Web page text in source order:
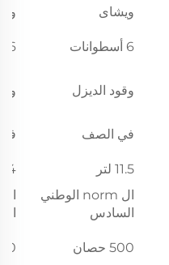
ويشاى
6 أسطوانات 6 أسطوانات
وقود الديزل
في الصف
11.5 لتر
ال norm الوطني
السادس
500 حصان 620